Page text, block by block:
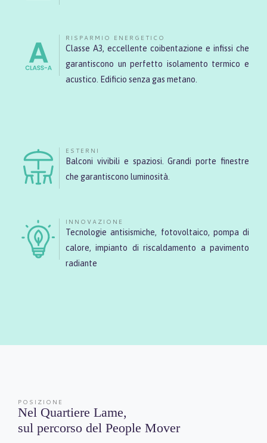
RISPARMIO ENERGETICO
Classe A3, eccellente coibentazione e infissi che
garantiscono un perfetto isolamento termico e
acustico. Edificio senza gas metano.
ESTERNI
Balconi vivibili e spaziosi. Grandi porte finestre
che garantiscono luminosità.
INNOVAZIONE
Tecnologie antisismiche, fotovoltaico, pompa di
calore, impianto di riscaldamento a pavimento
radiante
POSIZIONE
Nel Quartiere Lame,
sul percorso del People Mover